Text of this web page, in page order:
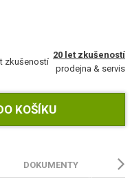
20 let zkušeností
prodejna & servis
DOKUMENTY